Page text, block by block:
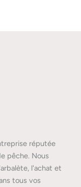
réputée
pêche. Nous
l'achat et
tous vos